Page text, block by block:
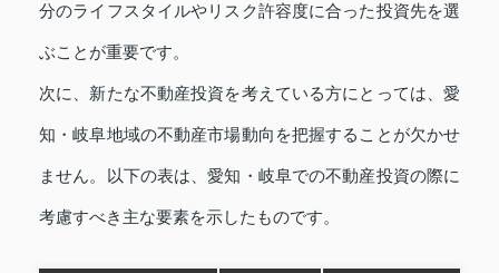
分のライフスタイルやリスク許容度に合った投資先を選
ぶことが重要です。
次に、新たな不動産投資を考えている方にとっては、愛
知・岐阜地域の不動産市場動向を把握することが欠かせ
ません。以下の表は、愛知・岐阜での不動産投資の際に
考慮すべき主な要素を示したものです。